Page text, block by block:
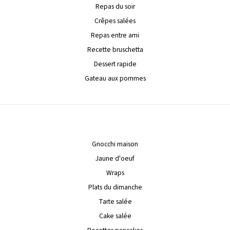
Repas du soir
Crêpes salées
Repas entre ami
Recette bruschetta
Dessert rapide
Gateau aux pommes
Gnocchi maison
Jaune d'oeuf
Wraps
Plats du dimanche
Tarte salée
Cake salée